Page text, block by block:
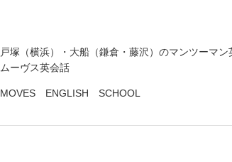
戸塚（横浜）・大船（鎌倉・藤沢）のマンツーマ
ムーヴス英会話
MOVES ENGLISH SCHOOL